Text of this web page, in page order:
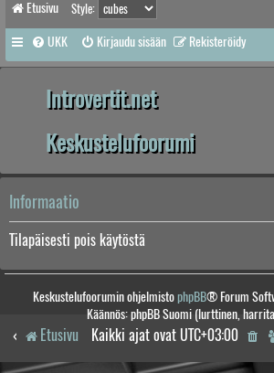
Etusivu Style:
UKK Kirjaudu sisään Rekisteröidy
Introvertit.net
Keskustelufoorumi
Informaatio
Tilapäisesti pois käytöstä
Keskustelufoorumin ohjelmistophpBB® Forum
Käännös: phpBB Suomi (lurttinen,
Etusivu Kaikki ajat ovat UTC+03:00